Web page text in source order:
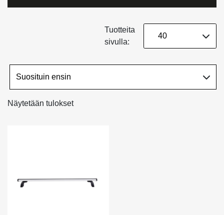
Näytetään tulokset
Tuotteita
sivulla: